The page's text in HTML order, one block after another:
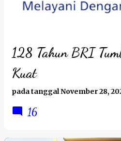
128 Tahun BRI
Kuat
pada tanggalNovember 28,
16